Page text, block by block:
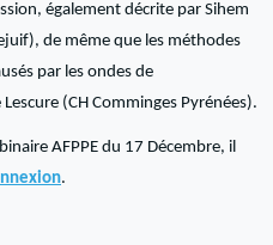
également décrite par Sihem
de même que les méthodes
par les ondes de
(CH Comminges Pyrénées).
AFPPE du 17 Décembre, il
.